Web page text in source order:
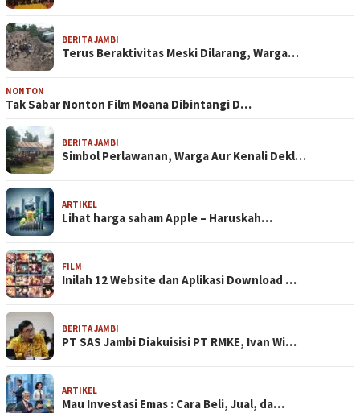
BERITA JAMBI
Terus Beraktivitas Meski Dilarang, Warga…
NONTON
Tak Sabar Nonton Film Moana Dibintangi D…
BERITA JAMBI
Simbol Perlawanan, Warga Aur Kenali Dekl…
ARTIKEL
Lihat harga saham Apple – Haruskah…
FILM
Inilah 12 Website dan Aplikasi Download …
BERITA JAMBI
PT SAS Jambi Diakuisisi PT RMKE, Ivan Wi…
ARTIKEL
Mau Investasi Emas : Cara Beli, Jual, da…